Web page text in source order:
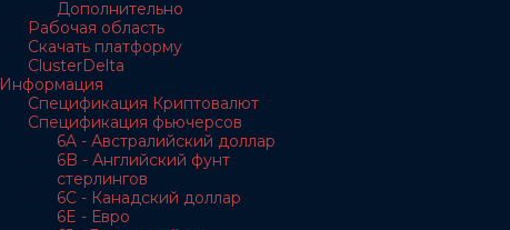
Дополнительно
Рабочая область
Скачать платформу
ClusterDelta
Информация
Спецификация Криптовалют
Спецификация фьючерсов
6A - Австралийский доллар
6B - Английский фунт
стерлингов
6C - Канадский доллар
6E - Евро